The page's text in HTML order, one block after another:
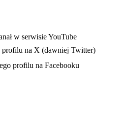
karcie
w serwisie YouTube
profilu na X (dawniej Twitter)
karcie
profilu na Facebooku